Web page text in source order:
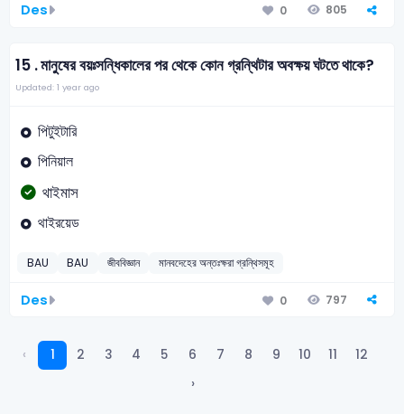
Des 0 805
15 .মানুষের বয়ঃসন্ধিকালের পর থেকে কোন গ্রন্থিটার অবক্ষয় ঘটতে থাকে?
Updated: 1 year ago
পিটুইটারি
পিনিয়াল
থাইমাস
থাইরয়েড
BAU BAU জীববিজ্ঞান মানবদেহের অন্তঃক্ষরা গ্রন্থিসমূহ
Des 0 797
‹ 1 2 3 4 5 6 7 8 9 10 11
12
›